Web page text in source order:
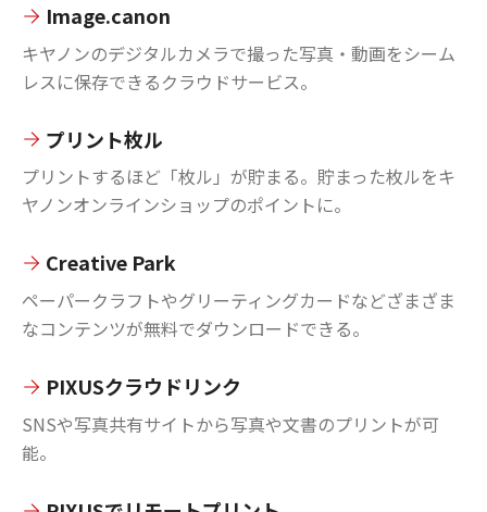
Image.canon
キヤノンのデジタルカメラで撮った写真・動画をシーム
レスに保存できるクラウドサービス。
プリント枚ル
プリントするほど「枚ル」が貯まる。貯まった枚ルをキ
ヤノンオンラインショップのポイントに。
Creative Park
ペーパークラフトやグリーティングカードなどざまざま
なコンテンツが無料でダウンロードできる。
PIXUSクラウドリンク
SNSや写真共有サイトから写真や文書のプリントが可
能。